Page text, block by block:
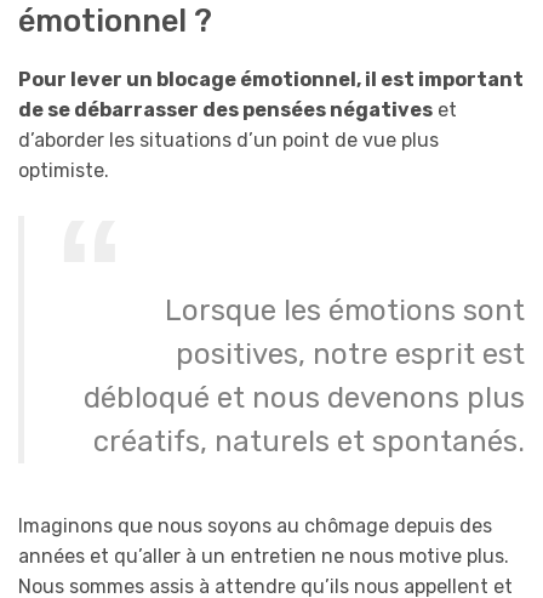
émotionnel ?
Pour lever un blocage émotionnel, il est important
de se débarrasser des pensées négatives et
d’aborder les situations d’un point de vue plus
optimiste.
Lorsque les émotions sont
positives, notre esprit est
débloqué et nous devenons plus
créatifs, naturels et spontanés.
Imaginons que nous soyons au chômage depuis des
années et qu’aller à un entretien ne nous motive plus.
Nous sommes assis à attendre qu’ils nous appellent et